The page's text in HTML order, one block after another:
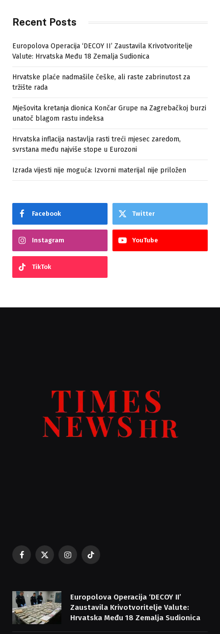
Recent Posts
Europolova Operacija ‘DECOY II’ Zaustavila Krivotvoritelje
Valute: Hrvatska Među 18 Zemalja Sudionica
Hrvatske plaće nadmašile češke, ali raste zabrinutost za
tržište rada
Mješovita kretanja dionica Končar Grupe na Zagrebačkoj burzi
unatoč blagom rastu indeksa
Hrvatska inflacija nastavlja rasti treći mjesec zaredom,
svrstana među najviše stope u Eurozoni
Izrada vijesti nije moguća: Izvorni materijal nije priložen
Facebook Twitter
Instagram YouTube
TikTok
Facebook
X
Instagram
TikTok
Europolova Operacija ‘DECOY II’
Zaustavila Krivotvoritelje Valute:
Hrvatska Među 18 Zemalja Sudionica